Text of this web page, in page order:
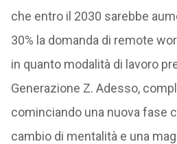
che entro il 2030 sarebbe
30% la domanda di remote
in quanto modalità di lavoro
Generazione Z. Adesso,
cominciando una nuova fase
cambio di mentalità e una